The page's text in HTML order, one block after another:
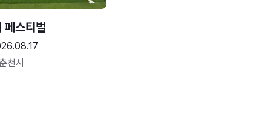
페스티벌
천시